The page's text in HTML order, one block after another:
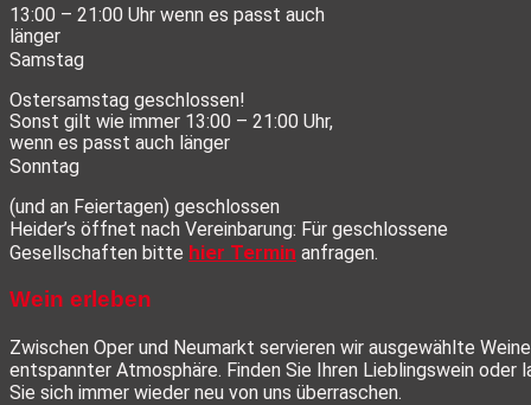
13:00 – 21:00 Uhr wenn es passt auch
länger
Samstag
Ostersamstag geschlossen!
Sonst gilt wie immer 13:00 – 21:00 Uhr,
wenn es passt auch länger
Sonntag
(und an Feiertagen) geschlossen
Heider’s öffnet nach Vereinbarung: Für geschlossene
Gesellschaften bitte hier Termin anfragen.
Wein erleben
Zwischen Oper und Neumarkt servieren wir ausgewählte
entspannter Atmosphäre. Finden Sie Ihren Lieblingswein oder
Sie sich immer wieder neu von uns überraschen.